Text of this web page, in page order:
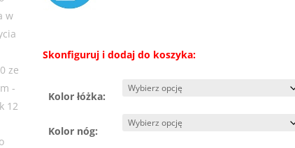
Skonfiguruj i dodaj do koszyka:
Kolor łóżka:
Kolor nóg: